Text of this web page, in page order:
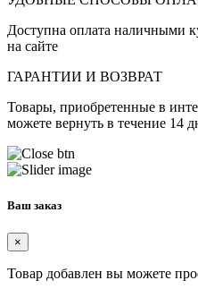
Доступна оплата наличными
на сайте
ГАРАНТИИ И ВОЗВРАТ
Товары, приобретенные в
можете вернуть в течение 14
Ваш заказ
×
Товар добавлен вы можете